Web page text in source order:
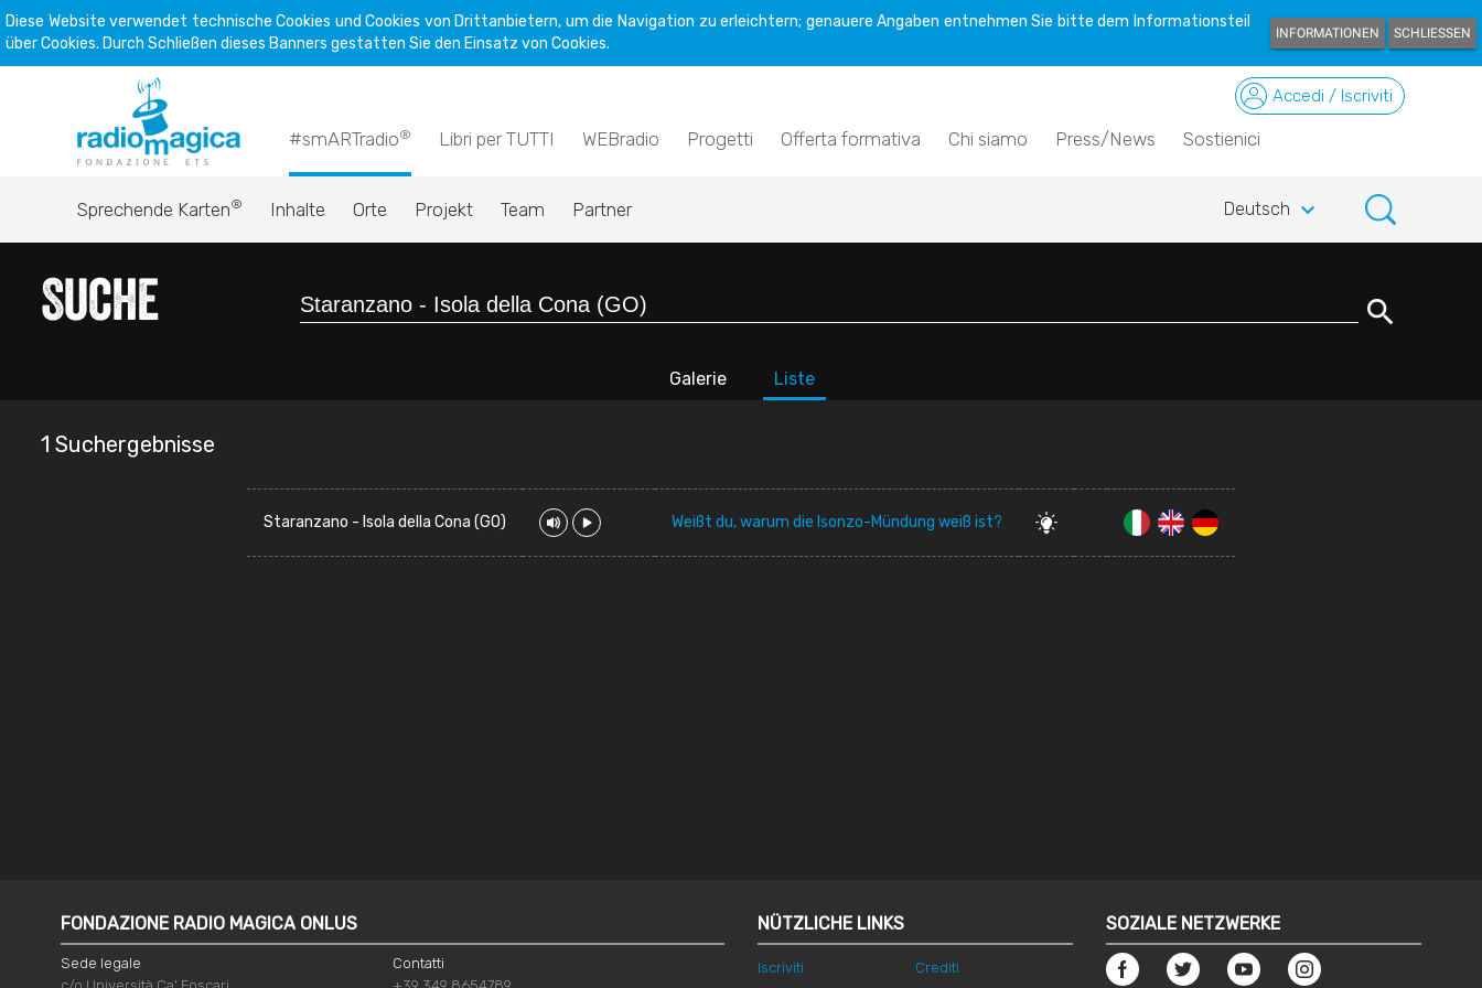
Diese Website verwendet technische Cookies und Cookies von Drittanbietern, um die Navigation zu erleichtern; genauere Angaben entnehmen Sie bitte dem Informationsteil
über Cookies. Durch Schließen dieses Banners gestatten Sie den Einsatz von Cookies.
INFORMATIONEN SCHLIESSEN
#smARTradio® Libri per TUTTI WEBradio Progetti Offerta formativa Chi siamo Press/News Sostienici
Accedi / Iscriviti
Sprechende Karten® Inhalte Orte Projekt Team Partner Deutsch keyboard_arrow_down
Suche search
Galerie Liste
1 Suchergebnisse
Staranzano - Isola della Cona (GO) Weißt du, warum die Isonzo-Mündung weiß ist?
FONDAZIONE RADIO MAGICA ONLUS
Sede legale
Contatti
NÜTZLICHE LINKS
Iscriviti Crediti
SOZIALE NETZWERKE